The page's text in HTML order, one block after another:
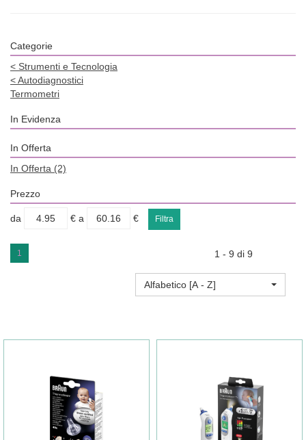
Categorie
< Strumenti e Tecnologia
<Autodiagnostici
Termometri
In Evidenza
In Offerta
In Offerta (2)
Prezzo
filtra
da €
filtra
a €
1 1 - 9 di 9
Alfabetico [A - Z]